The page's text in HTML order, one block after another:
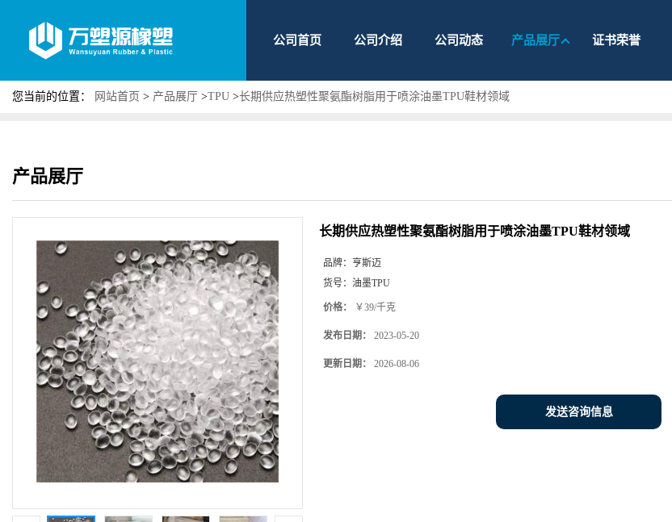
公司首页 公司介绍 公司动态 产品展厅 证书荣誉
您当前的位置： 网站首页 > 产品展厅 >TPU >长期供应热塑性聚氨酯树脂用于喷涂油墨TPU鞋材领域
产品展厅
长期供应热塑性聚氨酯树脂用于喷涂油墨TPU鞋材领域
品牌： 亨斯迈
货号： 油墨TPU
价格： ￥39/千克
发布日期： 2023-05-20
更新日期： 2026-08-06
发送咨询信息